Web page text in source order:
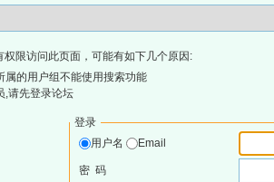
权限访问此页面，可能有如下几个原因:
属的用户组不能使用搜索功能
,请先登录论坛
登录
用户名
Email
密 码